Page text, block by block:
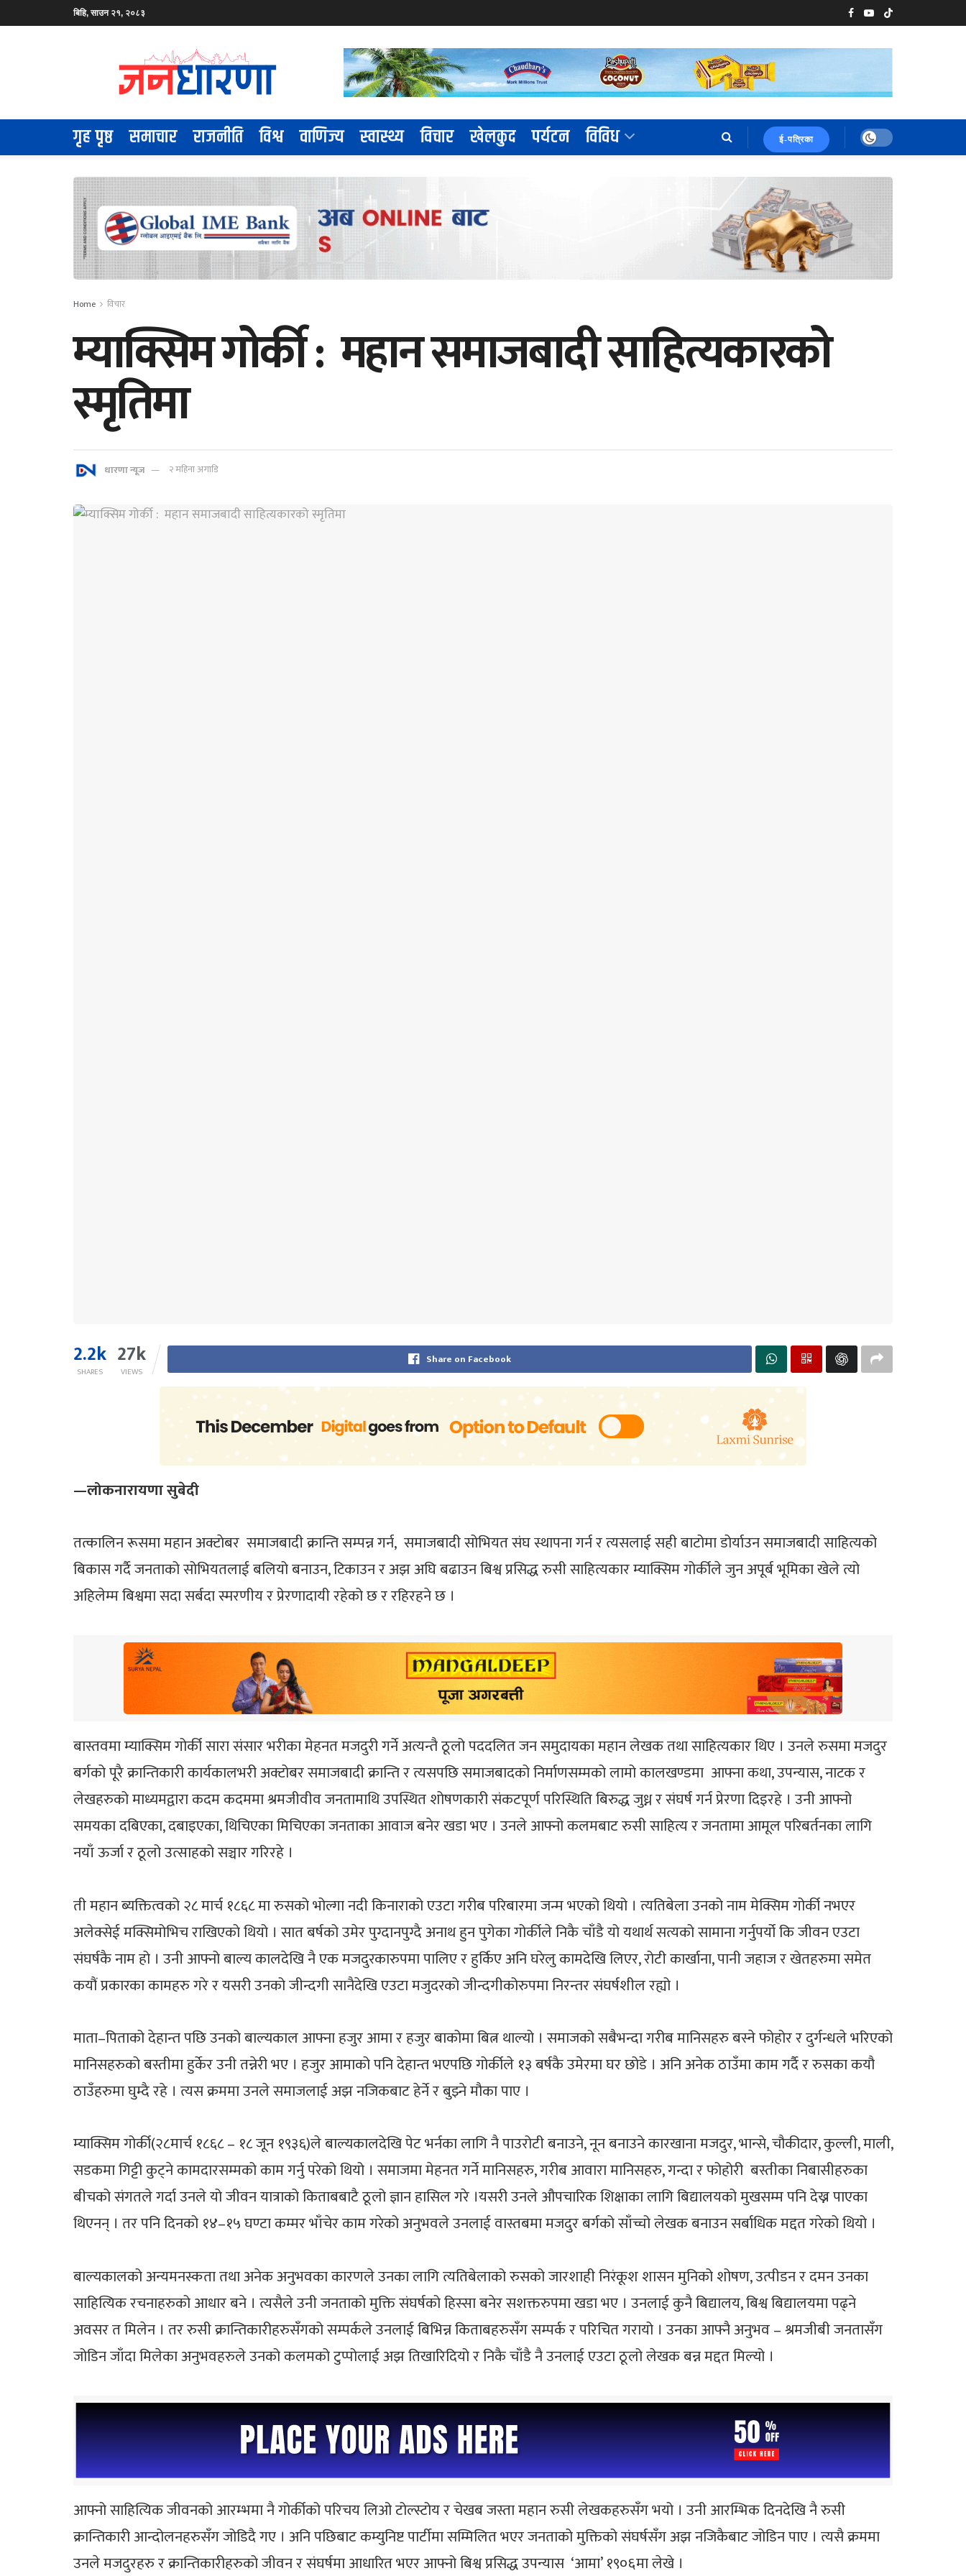
बिहि, साउन २१, २०८३
गृह पृष्ठ समाचार राजनीति विश्व वाणिज्य स्वास्थ्य विचार खेलकुद पर्यटन विविध ई-पत्रिका
Home विचार
म्याक्सिम गोर्की : महान समाजबादी साहित्यकारको
स्मृतिमा
धारणा न्यूज २ महिना अगाडि
2.2k
SHARES
27k
VIEWS
Share on Facebook
—लोकनारायणा सुबेदी
तत्कालिन रूसमा महान अक्टाेबर समाजबादी क्रान्ति सम्पन्न गर्न, समाजबादी सोभियत संघ स्थापना गर्न र त्यसलाई सही बाटोमा डोर्याउन समाजबादी साहित्यको
बिकास गर्दै जनताको सोभियतलाई बलियो बनाउन, टिकाउन र अझ अघि बढाउन बिश्व प्रसिद्ध रुसी साहित्यकार म्याक्सिम गोर्कीले जुन अपूर्ब भूमिका खेले त्यो
अहिलेम्म बिश्वमा सदा सर्बदा स्मरणीय र प्रेरणादायी रहेको छ र रहिरहने छ ।
बास्तवमा म्याक्सिम गोर्की सारा संसार भरीका मेहनत मजदुरी गर्ने अत्यन्तै ठूलो पददलित जन समुदायका महान लेखक तथा साहित्यकार थिए । उनले रुसमा मजदुर
बर्गको पूरै क्रान्तिकारी कार्यकालभरी अक्टोबर समाजबादी क्रान्ति र त्यसपछि समाजबादको निर्माणसम्मको लामो कालखण्डमा आफ्ना कथा, उपन्यास, नाटक र
लेखहरुको माध्यमद्वारा कदम कदममा श्रमजीवीव जनतामाथि उपस्थित शोषणकारी संकटपूर्ण परिस्थिति बिरुद्ध जुध्न र संघर्ष गर्न प्रेरणा दिइरहे । उनी आफ्नो
समयका दबिएका, दबाइएका, थिचिएका मिचिएका जनताका आवाज बनेर खडा भए । उनले आफ्नो कलमबाट रुसी साहित्य र जनतामा आमूल परिबर्तनका लागि
नयाँ ऊर्जा र ठूलो उत्साहको सञ्चार गरिरहे ।
ती महान ब्यक्तित्वको २८ मार्च १८६८ मा रुसको भोल्गा नदी किनाराको एउटा गरीब परिबारमा जन्म भएको थियो । त्यतिबेला उनको नाम मेक्सिम गोर्की नभएर
अलेक्सेई मक्सिमोभिच राखिएको थियो । सात बर्षको उमेर पुग्दानपुग्दै अनाथ हुन पुगेका गोर्कीले निकै चाँडै यो यथार्थ सत्यको सामाना गर्नुपर्यो कि जीवन एउटा
संघर्षकै नाम हो । उनी आफ्नो बाल्य कालदेखि नै एक मजदुरकारुपमा पालिए र हुर्किए अनि घरेलु कामदेखि लिएर, रोटी कार्खाना, पानी जहाज र खेतहरुमा समेत
कयौं प्रकारका कामहरु गरे र यसरी उनको जीन्दगी सानैदेखि एउटा मजुदरको जीन्दगीकोरुपमा निरन्तर संघर्षशील रह्यो ।
माता–पिताको देहान्त पछि उनको बाल्यकाल आफ्ना हजुर आमा र हजुर बाकोमा बित्न थाल्यो । समाजको सबैभन्दा गरीब मानिसहरु बस्ने फोहोर र दुर्गन्धले भरिएको
मानिसहरुको बस्तीमा हुर्केर उनी तन्नेरी भए । हजुर आमाको पनि देहान्त भएपछि गोर्कीले १३ बर्षकै उमेरमा घर छोडे । अनि अनेक ठाउँमा काम गर्दै र रुसका कयौ
ठाउँहरुमा घुम्दै रहे । त्यस क्रममा उनले समाजलाई अझ नजिकबाट हेर्ने र बुझ्ने मौका पाए ।
म्याक्सिम गोर्की(२८मार्च १८६८ – १८ जून १९३६)ले बाल्यकालदेखि पेट भर्नका लागि नै पाउरोटी बनाउने, नून बनाउने कारखाना मजदुर, भान्से, चौकीदार, कुल्ली, माली,
सडकमा गिट्टी कुट्ने कामदारसम्मको काम गर्नु परेको थियो । समाजमा मेहनत गर्ने मानिसहरु, गरीब आवारा मानिसहरु, गन्दा र फोहोरी बस्तीका निबासीहरुका
बीचको संगतले गर्दा उनले यो जीवन यात्राको किताबबाटै ठूलो ज्ञान हासिल गरे ।यसरी उनले औपचारिक शिक्षाका लागि बिद्यालयको मुखसम्म पनि देख्न पाएका
थिएनन् । तर पनि दिनको १४–१५ घण्टा कम्मर भाँचेर काम गरेको अनुभवले उनलाई वास्तबमा मजदुर बर्गको साँच्चो लेखक बनाउन सर्बाधिक मद्दत गरेको थियो ।
बाल्यकालको अन्यमनस्कता तथा अनेक अनुभवका कारणले उनका लागि त्यतिबेलाको रुसको जारशाही निरंकूश शासन मुनिको शोषण, उत्पीडन र दमन उनका
साहित्यिक रचनाहरुको आधार बने । त्यसैले उनी जनताको मुक्ति संघर्षको हिस्सा बनेर सशक्तरुपमा खडा भए । उनलाई कुनै बिद्यालय, बिश्व बिद्यालयमा पढ्ने
अवसर त मिलेन । तर रुसी क्रान्तिकारीहरुसँगको सम्पर्कले उनलाई बिभिन्न किताबहरुसँग सम्पर्क र परिचित गरायो । उनका आफ्नै अनुभव – श्रमजीबी जनतासँग
जोडिन जाँदा मिलेका अनुभवहरुले उनको कलमको टुप्पोलाई अझ तिखारिदियो र निकै चाँडै नै उनलाई एउटा ठूलो लेखक बन्न मद्दत मिल्यो ।
आफ्नो साहित्यिक जीवनको आरम्भमा नै गोर्कीको परिचय लिओ टोल्स्टोय र चेखब जस्ता महान रुसी लेखकहरुसँग भयो । उनी आरम्भिक दिनदेखि नै रुसी
क्रान्तिकारी आन्दोलनहरुसँग जोडिदै गए । अनि पछिबाट कम्युनिष्ट पार्टीमा सम्मिलित भएर जनताको मुक्तिको संघर्षसँग अझ नजिकैबाट जोडिन पाए । त्यसै क्रममा
उनले मजदुरहरु र क्रान्तिकारीहरुको जीवन र संघर्षमा आधारित भएर आफ्नो बिश्व प्रसिद्ध उपन्यास ‘आमा’ १९०६मा लेखे ।